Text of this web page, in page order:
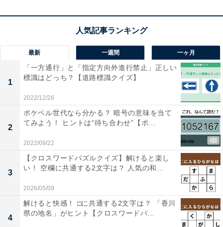
1 2
最新 一週間 一ヶ月
1
「一方通行」と「指定方向外進行禁止」正しい
標識はどっち？【道路標識クイズ】
2022/12/26
2
ポケベル世代なら分かる？ 暗号の意味を当て
てみよう！ ヒントは“待ち合わせ”【ポ...
2022/09/22
3
【クロスワードパズルクイズ】解けると楽し
い！ 空欄に共通する2文字は？ 人気の和...
2026/05/09
4
解けると快感！ □に共通する2文字は？ 「香川
県の地名」がヒント【クロスワードパ...